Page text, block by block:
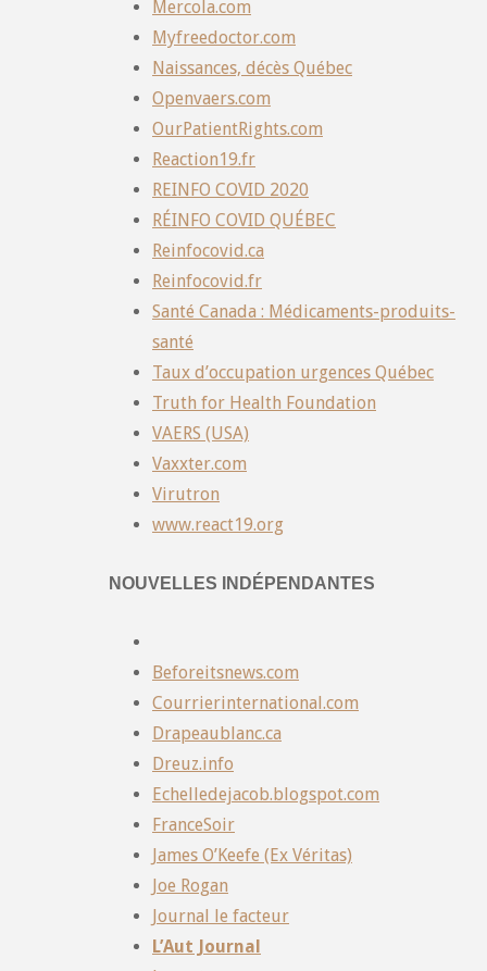
Mercola.com
Myfreedoctor.com
Naissances, décès Québec
Openvaers.com
OurPatientRights.com
Reaction19.fr
REINFO COVID 2020
RÉINFO COVID QUÉBEC
Reinfocovid.ca
Reinfocovid.fr
Santé Canada : Médicaments-produits-
santé
Taux d’occupation urgences Québec
Truth for Health Foundation
VAERS (USA)
Vaxxter.com
Virutron
www.react19.org
NOUVELLES INDÉPENDANTES
Beforeitsnews.com
Courrierinternational.com
Drapeaublanc.ca
Dreuz.info
Echelledejacob.blogspot.com
FranceSoir
James O’Keefe (Ex Véritas)
Joe Rogan
Journal le facteur
L’Aut Journal